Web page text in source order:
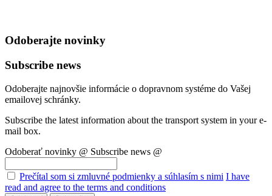
Odoberajte novinky
Subscribe news
Odoberajte najnovšie informácie o dopravnom systéme do Vašej
emailovej schránky.
Subscribe the latest information about the transport system in your e-
mail box.
Odoberať novinky @ Subscribe news @
Prečítal som si zmluvné podmienky a súhlasím s nimi I have
read and agree to the terms and conditions